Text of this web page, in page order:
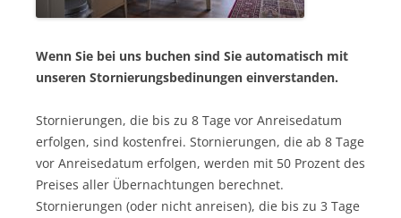
Wenn Sie bei uns buchen sind Sie automatisch mit
unseren Stornierungsbedinungen einverstanden.
Stornierungen, die bis zu 8 Tage vor Anreisedatum
erfolgen, sind kostenfrei. Stornierungen, die ab 8 Tage
vor Anreisedatum erfolgen, werden mit 50 Prozent des
Preises aller Übernachtungen berechnet.
Stornierungen (oder nicht anreisen), die bis zu 3 Tage